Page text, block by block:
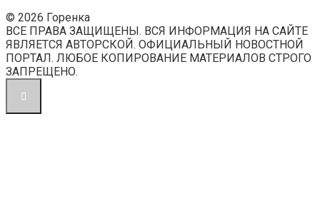
© 2026 Горенка
ВСЕ ПРАВА ЗАЩИЩЕНЫ. ВСЯ ИНФОРМАЦИЯ НА САЙТЕ
ЯВЛЯЕТСЯ АВТОРСКОЙ. ОФИЦИАЛЬНЫЙ НОВОСТНОЙ
ПОРТАЛ. ЛЮБОЕ КОПИРОВАНИЕ МАТЕРИАЛОВ СТРОГО
ЗАПРЕЩЕНО.